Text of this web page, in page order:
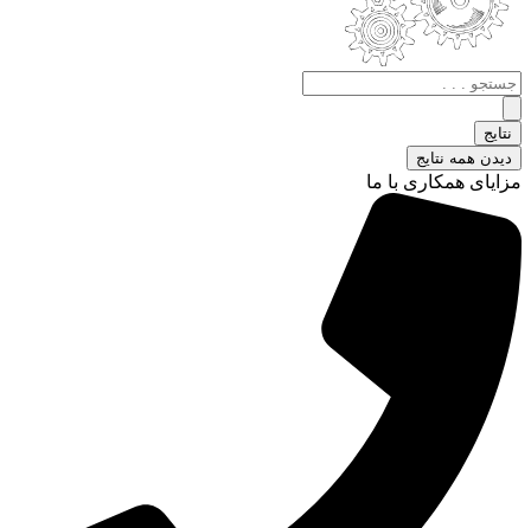
جستجو
.
.
.
نتایج
دیدن همه نتایج
مزایای همکاری با ما